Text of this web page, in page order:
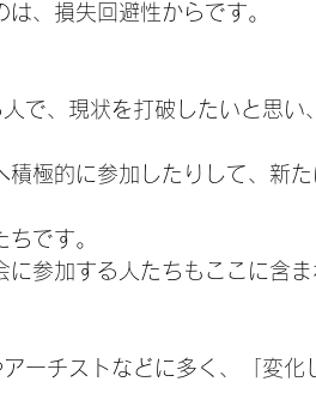
、損失回避性からです。
で、現状を打破したいと思い
極的に参加したりして、新
です。
参加する人たちもここに含ま
ーチストなどに多く、「変化